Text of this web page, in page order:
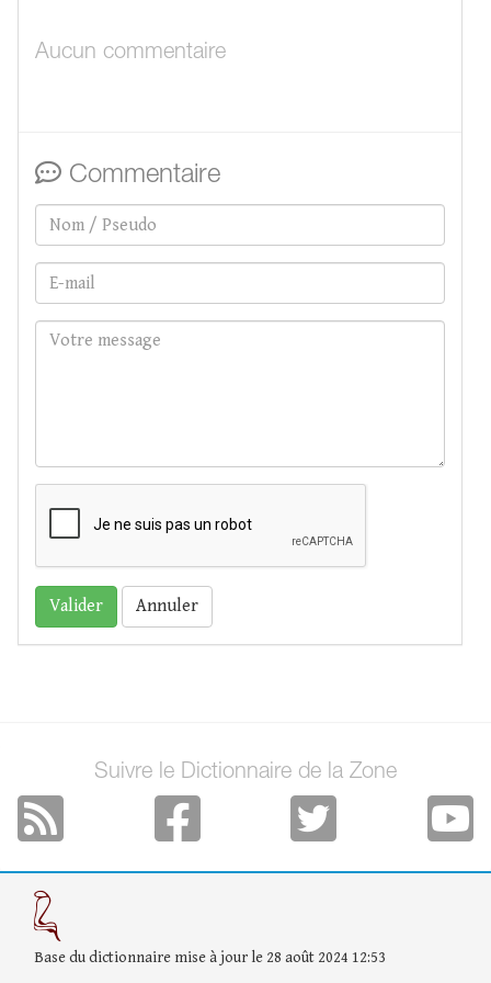
Aucun commentaire
Commentaire
Annuler
Suivre le Dictionnaire de la Zone
Base du dictionnaire mise à jour le 28 août 2024 12:53